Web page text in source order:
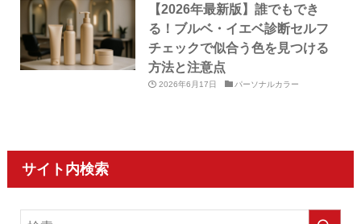
【2026年最新版】誰でもでき
る！ブルベ・イエベ診断セルフ
チェックで似合う色を見つける
方法と注意点
2026年6月17日 パーソナルカラー
サイト内検索